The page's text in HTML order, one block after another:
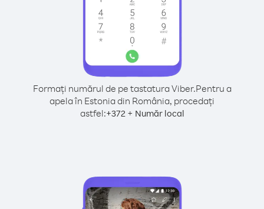
Formați numărul de pe tastatura Viber.Pentru a
apela în Estonia din România, procedați
astfel:+372+ Număr local